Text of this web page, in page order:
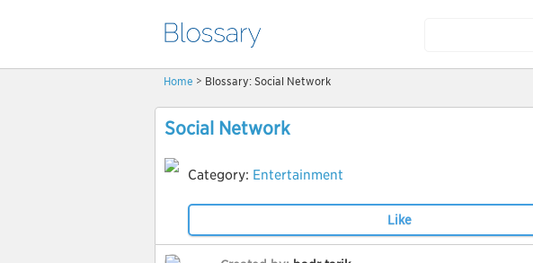
Home > Blossary: Social Network
Social Network
Category: Entertainment
Like